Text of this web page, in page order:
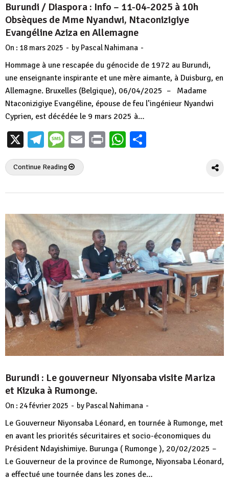
Burundi / Diaspora : Info – 11-04-2025 à 10h
Obsèques de Mme Nyandwi, Ntaconizigiye
Evangéline Aziza en Allemagne
On : 18 mars 2025 - by Pascal Nahimana -
Hommage à une rescapée du génocide de 1972 au Burundi,
une enseignante inspirante et une mère aimante, à Duisburg, en
Allemagne. Bruxelles (Belgique), 06/04/2025 – Madame
Ntaconizigiye Evangéline, épouse de feu l’ingénieur Nyandwi
Cyprien, est décédée le 9 mars 2025 à…
X Telegram
Message
EmailPrintWhatsApp
Continue Reading
Burundi : Le gouverneur Niyonsaba visite Mariza
et Kizuka à Rumonge.
On : 24 février 2025 - by Pascal Nahimana -
Le Gouverneur Niyonsaba Léonard, en tournée à Rumonge, met
en avant les priorités sécuritaires et socio-économiques du
Président Ndayishimiye. Burunga ( Rumonge ), 20/02/2025 –
Le Gouverneur de la province de Rumonge, Niyonsaba Léonard,
a effectué une tournée dans les zones de…